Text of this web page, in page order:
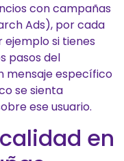
con campañas
Ads), por cada
ejemplo si tienes
pasos del
mensaje específico
se sienta
ese usuario.
en